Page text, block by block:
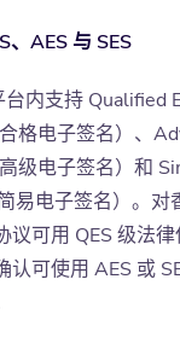
、AES 与 SES
内支持 Qualified
格电子签名）、
级电子签名）和
易电子签名）。
议可用 QES 级法
认可使用 AES 或